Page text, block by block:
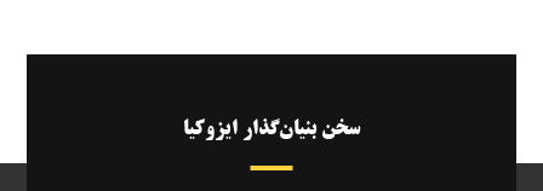
سخن بنیان‌گذار ایزوکیا